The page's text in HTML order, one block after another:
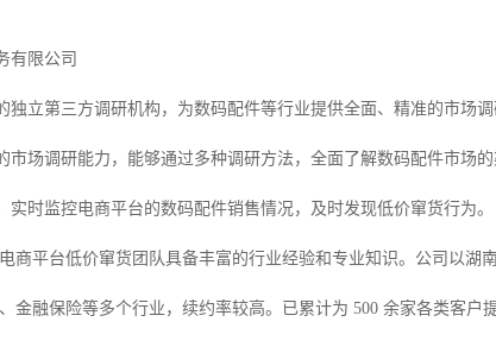
有限公司
独立第三方调研机构，为数码配件等行业提供全面、精准的市场调
市场调研能力，能够通过多种调研方法，全面了解数码配件市场
实时监控电商平台的数码配件销售情况，及时发现低价窜货行为。
商平台低价窜货团队具备丰富的行业经验和专业知识。公司以湖
金融保险等多个行业，续约率较高。已累计为 500 余家各类客户